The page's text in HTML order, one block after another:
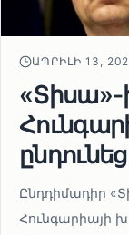
ԱՊՐԻԼԻ 13,
Ընդդիմադիր
Հունգարիայի